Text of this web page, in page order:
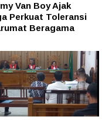
Van Boy Ajak
Perkuat Toleransi
Beragama